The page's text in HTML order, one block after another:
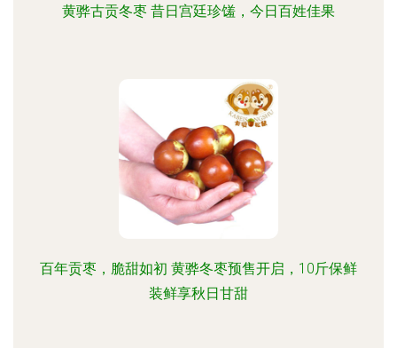
黄骅古贡冬枣 昔日宫廷珍馐，今日百姓佳果
百年贡枣，脆甜如初 黄骅冬枣预售开启，10斤保鲜
装鲜享秋日甘甜